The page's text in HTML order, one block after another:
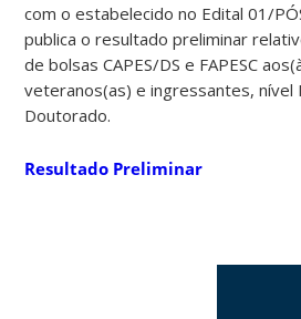
com o estabelecido no Edital 01/
publica o resultado preliminar
de bolsas CAPES/DS e FAPESC
veteranos(as) e ingressantes, nível
Doutorado.
Resultado Preliminar